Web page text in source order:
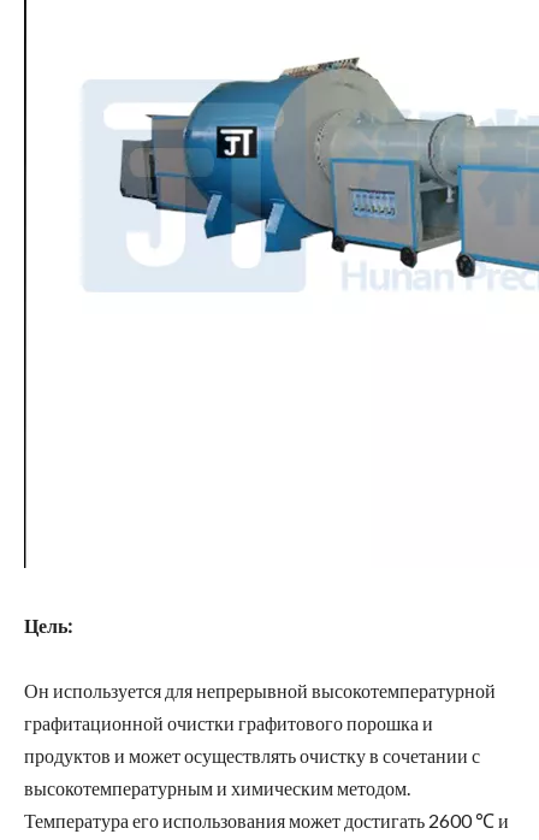
Цель:
Он используется для непрерывной высокотемпературной
графитационной очистки графитового порошка и
продуктов и может осуществлять очистку в сочетании с
высокотемпературным и химическим методом.
Температура его использования может достигать 2600 ℃ и